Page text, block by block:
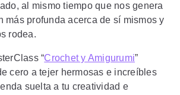
al mismo tiempo que nos genera
más profunda acerca de sí mismos y
rodea.
“Crochet y Amigurumi”
cero a tejer hermosas e increíbles
suelta a tu creatividad e